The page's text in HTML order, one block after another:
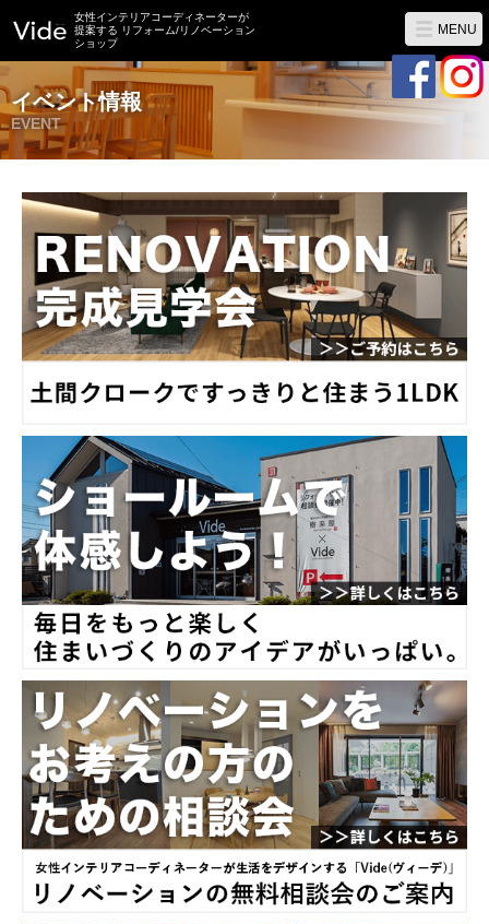
女性インテリアコーディネーターが
提案する リフォーム/リノベーション
ショップ
イベント情報
EVENT
MENU